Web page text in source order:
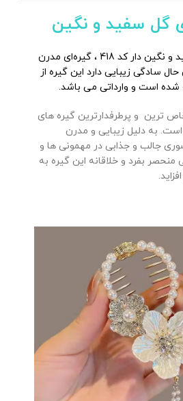
گل سفید و نگین
گیره گوجه ای گل سفید و نگین دار کد 418 ، گیره‌ای مدرن
سادگی زیبایی دارد این گیره از
شده است و وارداتی می باشد.
ترین و پرطرفدارترین گیره های
است. به دلیل زیبایی و مدرن
جالب و جذابی در مهمونی ها و
بفرد و خلاقانه این گیره به